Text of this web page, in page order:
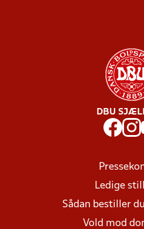
DBU
Ledige
Sådan bestiller
Vold mod